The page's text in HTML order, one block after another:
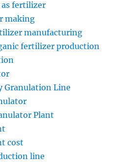
fertilizer
making
manufacturing
fertilizer production
Granulation Line
Plant
cost
line